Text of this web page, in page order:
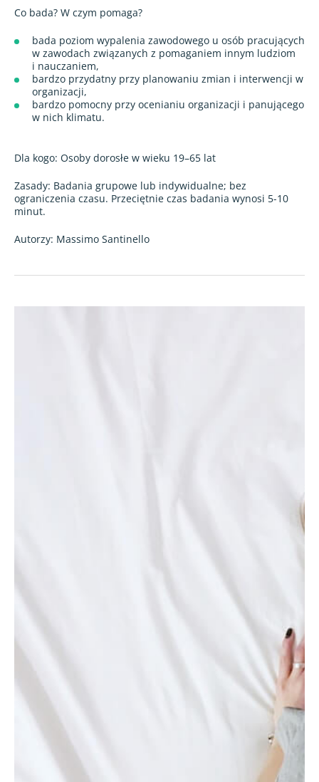
Co bada? W czym pomaga?
bada poziom wypalenia zawodowego u osób pracujących
w zawodach związanych z pomaganiem innym ludziom
i nauczaniem,
bardzo przydatny przy planowaniu zmian i interwencji w
organizacji,
bardzo pomocny przy ocenianiu organizacji i panującego
w nich klimatu.
Dla kogo: Osoby dorosłe w wieku 19–65 lat
Zasady: Badania grupowe lub indywidualne; bez
ograniczenia czasu. Przeciętnie czas badania wynosi 5-10
minut.
Autorzy: Massimo Santinello